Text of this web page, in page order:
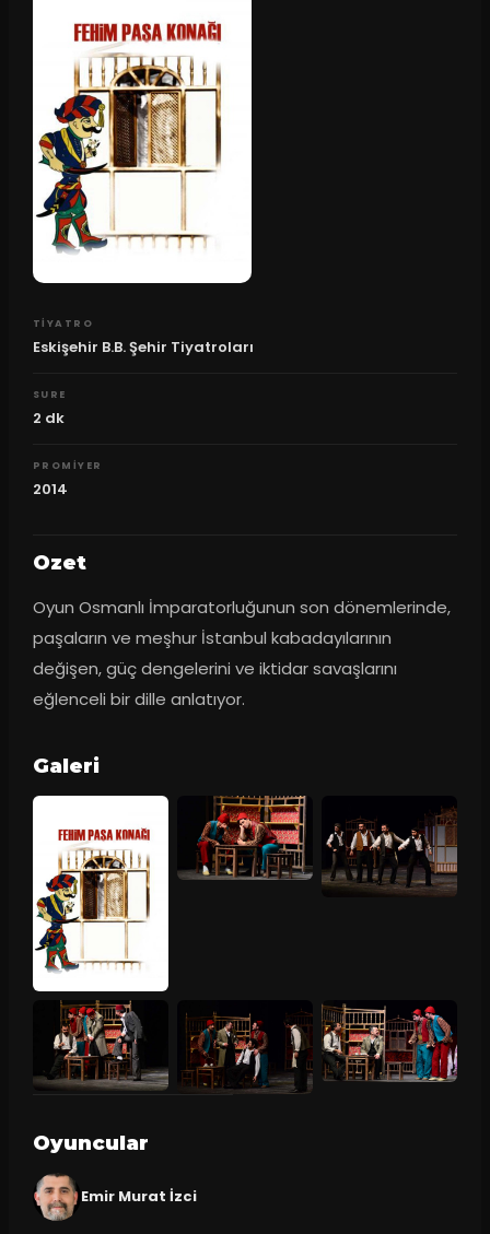
TIYATRO
Eskişehir B.B. Şehir Tiyatroları
SURE
2 dk
PROMIYER
2014
Ozet
Oyun Osmanlı İmparatorluğunun son dönemlerinde,
paşaların ve meşhur İstanbul kabadayılarının
değişen, güç dengelerini ve iktidar savaşlarını
eğlenceli bir dille anlatıyor.
Galeri
Oyuncular
Emir Murat İzci